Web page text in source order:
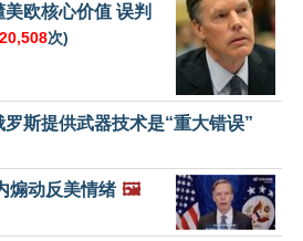
欧核心价值 误判
20,508次)
斯提供武器技术是“重大错误”
煽动反美情绪 🖼️